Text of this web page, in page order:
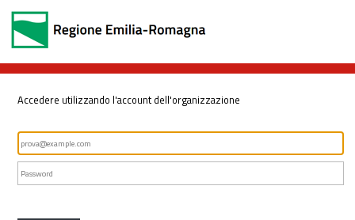
Accedere utilizzando l'account dell'organizzazione